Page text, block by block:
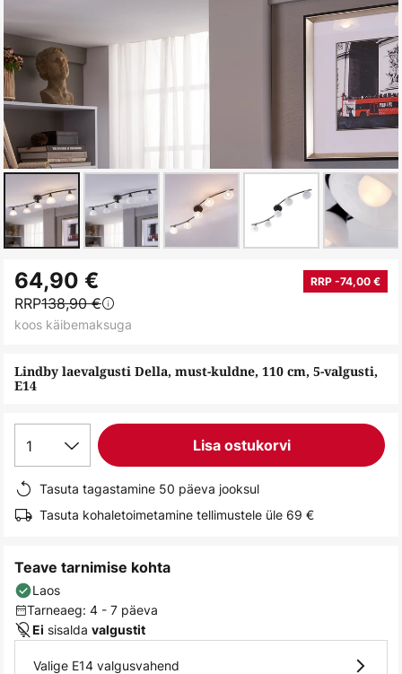
to
the
beginning
the
images
gallery
Lindby laevalgusti Della, must-kuldne, 110 cm, 5-valgusti,
E14
64,90 € RRP -74,00 €
RRP138,90 €
koos käibemaksuga
1 Lisa ostukorvi
Tasuta tagastamine 50 päeva jooksul
Tasuta kohaletoimetamine tellimustele üle 69 €
Teave tarnimise kohta
Laos
Tarneaeg: 4 - 7 päeva
Ei sisalda valgustit
Valige E14 valgusvahend